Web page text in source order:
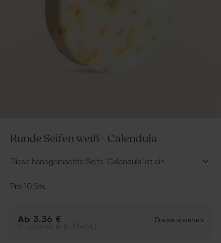
Runde Seifen weiß - Calendula
Diese handgemachte Seife 'Calendula' ist ein
unseren vielfältigen Anhängern im Handumdrehen
Farbe: weiß
Pro 10 Stk.
Ab 3,36 € Preise ansehen